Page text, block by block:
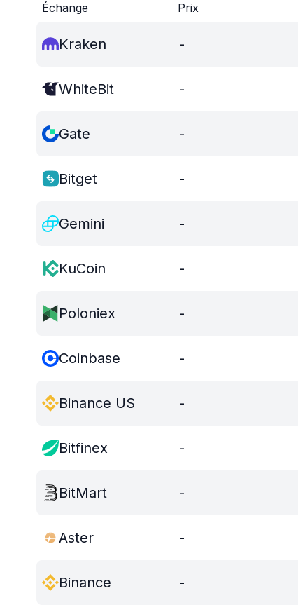
Échange Prix
Kraken -
WhiteBit -
Gate -
Bitget -
Gemini -
KuCoin -
Poloniex -
Coinbase -
Binance US -
Bitfinex -
BitMart -
Aster -
Binance -